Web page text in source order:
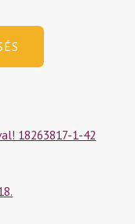
18263817-1-42